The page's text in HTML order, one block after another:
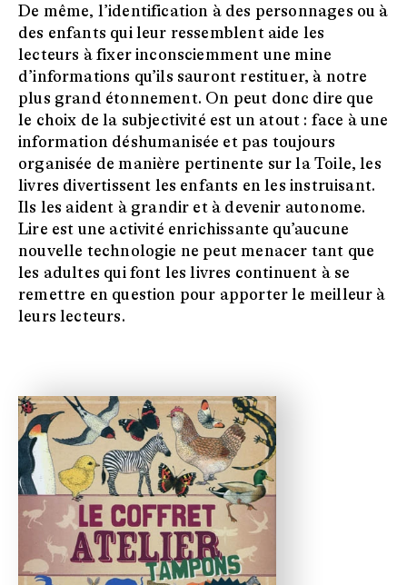
De même, l’identification à des personnages ou à
des enfants qui leur ressemblent aide les
lecteurs à fixer inconsciemment une mine
d’informations qu’ils sauront restituer, à notre
plus grand étonnement. On peut donc dire que
le choix de la subjectivité est un atout : face à une
information déshumanisée et pas toujours
organisée de manière pertinente sur la Toile, les
livres divertissent les enfants en les instruisant.
Ils les aident à grandir et à devenir autonome.
Lire est une activité enrichissante qu’aucune
nouvelle technologie ne peut menacer tant que
les adultes qui font les livres continuent à se
remettre en question pour apporter le meilleur à
leurs lecteurs.